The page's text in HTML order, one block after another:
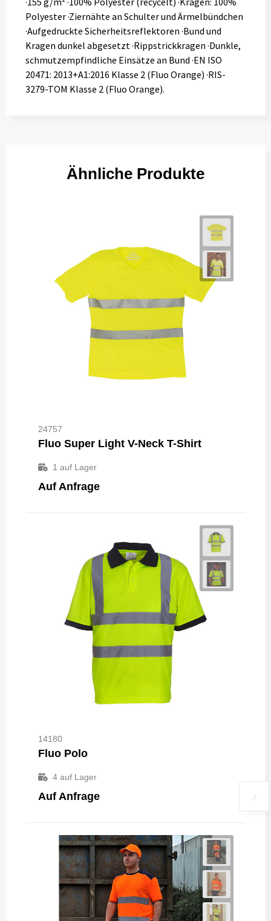
Polyester ·Ziernähte an Schulter und Ärmelbündchen
·Aufgedruckte Sicherheitsreflektoren ·Bund und
Kragen dunkel abgesetzt ·Rippstrickkragen ·Dunkle,
schmutzempfindliche Einsätze an Bund ·EN ISO
20471: 2013+A1:2016 Klasse 2 (Fluo Orange) ·RIS-
3279-TOM Klasse 2 (Fluo Orange).
Ähnliche Produkte
24757
Fluo Super Light V-Neck T-Shirt
1 auf Lager
Auf Anfrage
14180
Fluo Polo
4auf Lager
Auf Anfrage